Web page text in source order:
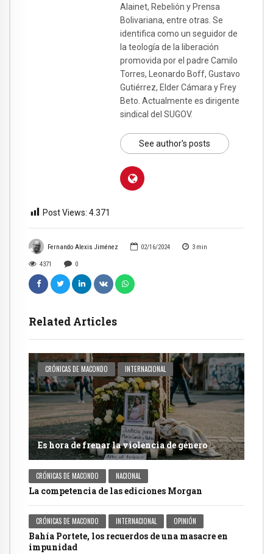
Fernando Alexis Jiménez 02/16/2024 3 min
4371 0
Related Articles
CRÓNICAS DE MACONDO INTERNACIONAL
Es hora de frenar la violencia de género
CRÓNICAS DE MACONDO NACIONAL
La competencia de las ediciones Morgan
CRÓNICAS DE MACONDO INTERNACIONAL OPINIÓN
Bahía Portete, los recuerdos de una masacre en
impunidad
Alainet, Rebelión y Prensa
Bolivariana, entre otras. Se
identifica como un seguidor de
la teología de la liberación
promovida por el padre Camilo
Torres, Leonardo Boff, Gustavo
Gutiérrez, Elder Cámara y Frey
Beto. Actualmente es dirigente
sindical del SUGOV.
See author's posts
Post Views: 4.371